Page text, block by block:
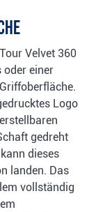
Velvet 360
oder einer
Logo
gedreht
dieses
landen. Das
vollständig